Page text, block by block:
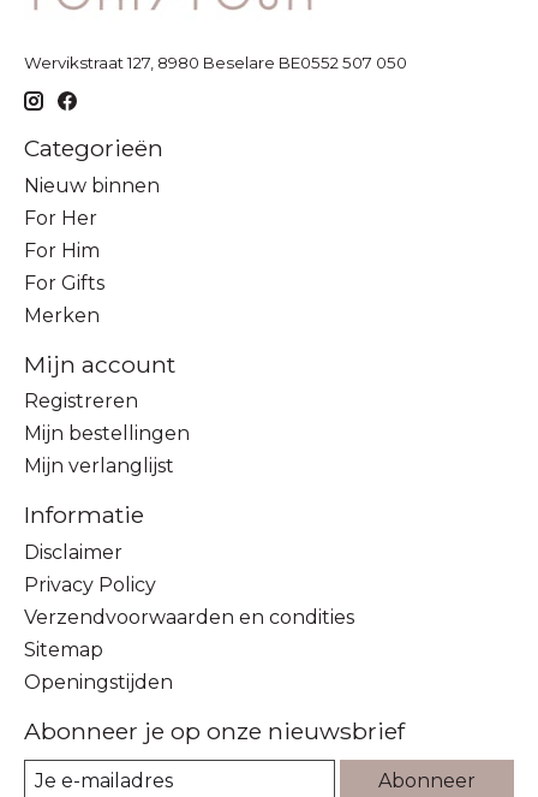
Wervikstraat 127, 8980 Beselare BE0552 507 050
Categorieën
Nieuw binnen
For Her
For Him
For Gifts
Merken
Mijn account
Registreren
Mijn bestellingen
Mijn verlanglijst
Informatie
Disclaimer
Privacy Policy
Verzendvoorwaarden en condities
Sitemap
Openingstijden
Abonneer je op onze nieuwsbrief
Abonneer